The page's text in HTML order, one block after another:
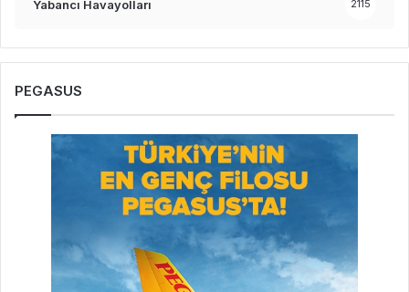
Yabancı Havayolları 2115
PEGASUS